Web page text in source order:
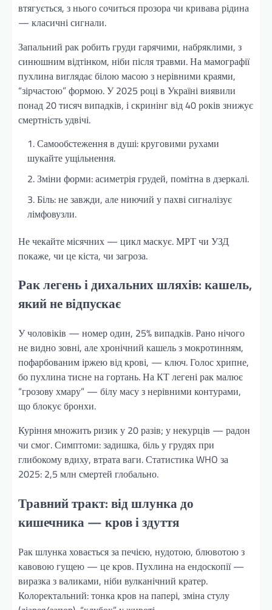
втягується, з нього сочиться прозора чи кривава рідина
— класичні сигнали.
Запальний рак робить груди гарячими, набряклими, з
синюшним відтінком, ніби після травми. На мамографії
пухлина виглядає білою масою з нерівними краями,
“зірчастою” формою. У 2025 році в Україні виявили
понад 20 тисяч випадків, і скринінг від 40 років знижує
смертність удвічі.
Самообстеження в душі: круговими рухами
шукайте ущільнення.
Зміни форми: асиметрія грудей, помітна в дзеркалі.
Біль: не завжди, але ниючий у пахві сигналізує
лімфовузли.
Не чекайте місячних — цикл маскує. МРТ чи УЗД
покаже, чи це кіста, чи загроза.
Рак легень і дихальних шляхів: кашель,
який не відпускає
У чоловіків — номер один, 25% випадків. Рано нічого
не видно зовні, але хронічний кашель з мокротинням,
пофарбованим іржею від крові, — ключ. Голос хрипне,
бо пухлина тисне на гортань. На КТ легені рак малює
“грозову хмару” — білу масу з нерівними контурами,
що блокує бронхи.
Куріння множить ризик у 20 разів; у некурців — радон
чи смог. Симптоми: задишка, біль у грудях при
глибокому вдиху, втрата ваги. Статистика WHO за
2025: 2,5 млн смертей глобально.
Травний тракт: від шлунка до
кишечника — кров і здуття
Рак шлунка ховається за печією, нудотою, блювотою з
кавовою гущею — це кров. Пухлина на ендоскопії —
виразка з валиками, ніби вулканічний кратер.
Колоректальний: тонка кров на папері, зміна стулу